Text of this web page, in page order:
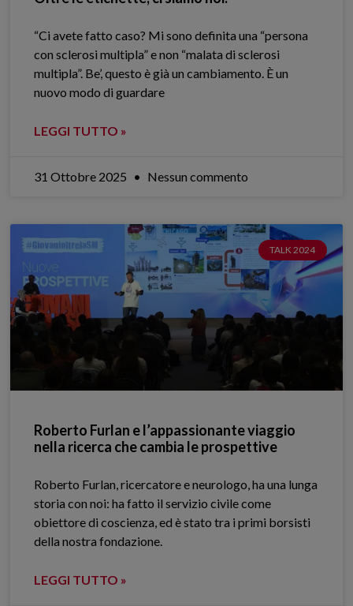
“Ci avete fatto caso? Mi sono definita una “persona
con sclerosi multipla” e non “malata di sclerosi
multipla”. Be’, questo è già un cambiamento. È un
nuovo modo di guardare
LEGGI TUTTO »
31 Ottobre 2025 Nessun commento
TALK 2024
Roberto Furlan e l’appassionante viaggio
nella ricerca che cambia le prospettive
Roberto Furlan, ricercatore e neurologo, ha una lunga
storia con noi: ha fatto il servizio civile come
obiettore di coscienza, ed è stato tra i primi borsisti
della nostra fondazione.
LEGGI TUTTO »